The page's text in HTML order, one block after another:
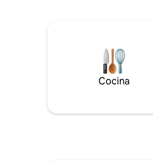
escapada romántica, una
negocios o simplemente
los tesoros del Périgord,
el lugar ideal para dejar
Cocina